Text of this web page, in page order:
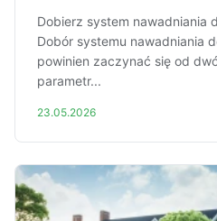
Dobierz system nawadniania
Dobór systemu nawadniania
powinien zaczynać się od
parametr...
23.05.2026